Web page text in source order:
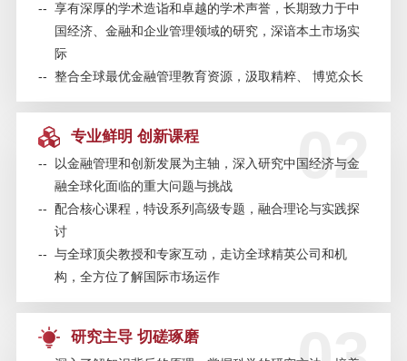
-- 享有深厚的学术造诣和卓越的学术声誉，长期致力于中
国经济、金融和企业管理领域的研究，深谙本土市场实
际
-- 整合全球最优金融管理教育资源，汲取精粹、 博览众长
02
专业鲜明 创新课程
--
以金融管理和创新发展为主轴，深入研究中国经济与金
融全球化面临的重大问题与挑战
-- 配合核心课程，特设系列高级专题，融合理论与实践探
讨
-- 与全球顶尖教授和专家互动，走访全球精英公司和机
构，全方位了解国际市场运作
研究主导 切磋琢磨
SAIF金融论坛·南京站 | 新时代金融
科技转型：赋能与创新——10月29
够发挥战略性的重大影响？——
《互惠资本主义》作者分享会
SAIF EMBA/EE 公开课 | 百年大变
局下的中国应对和战略抉择
SAIF金融EMBA/EE招生说明会—8
月24日/上海
SAIF金融论坛·深圳站 | AI时代的金